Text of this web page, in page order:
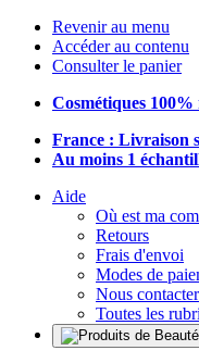
Revenir au menu
Accéder au contenu
Consulter le panier
Cosmétiques 100%
France : Livraison
Au moins 1
Aide
Où est ma
Retours
Frais d'envoi
Modes de
Nous contacter
Toutes les